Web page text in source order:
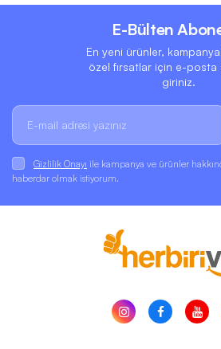
E-Bülten
En yeni ürünler,
özel fırsatlar için e-posta
giriniz.
Gizlilik Onayı ile kampanya ve ürünler
haberdar olmak istiyorum.